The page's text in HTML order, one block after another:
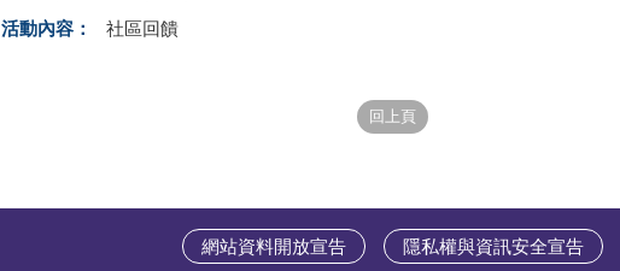
活動內容：
社區回饋
網站資料開放宣告 隱私權與資訊安全宣告